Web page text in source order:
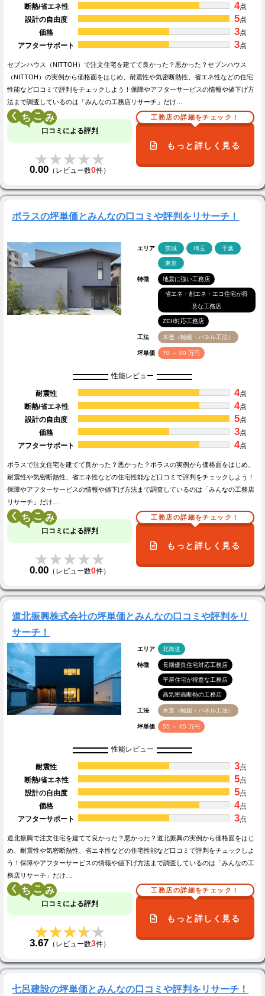
断熱/省エネ性 4点
設計の自由度
5点
価格
3点
アフターサポート
3点
セブンハウス（NITTOH）で注文住宅を建てて良かった？悪かった？セブンハウス
（NITTOH）の実例から価格面をはじめ、耐震性や気密断熱性、省エネ性などの住宅
性能など口コミで評判をチェックしよう！保障やアフターサービスの情報や値下げ方
法まで調査しているのは「みんなの工務店リサーチ」だけ…
く こ
口コミによる評判
★★★★★
★★★★★
0.00 （レビュー数0件）
工務店の詳細をチェック！
もっと詳しく見る
ポラスの坪単価とみんなの口コミや評判をリサーチ！
エリア 茨城 埼玉 千葉
東京
特徴 地震に強い工務店
省エネ・創エネ・エコ住宅が得
意な工務店
ZEH対応工務店
工法 木造（軸組・パネル工法）
坪単価 70 ～ 80 万円
性能レビュー
耐震性 4点
断熱/省エネ性
4点
設計の自由度
5点
価格
3点
アフターサポート
4点
ポラスで注文住宅を建てて良かった？悪かった？ポラスの実例から価格面をはじめ、
耐震性や気密断熱性、省エネ性などの住宅性能など口コミで評判をチェックしよう！
保障やアフターサービスの情報や値下げ方法まで調査しているのは「みんなの工務店
リサーチ」だけ…
く こ
口コミによる評判
★★★★★
★★★★★
0.00 （レビュー数0件）
工務店の詳細をチェック！
もっと詳しく見る
道北振興株式会社の坪単価とみんなの口コミや評判をリ
サーチ！
エリア 北海道
特徴 長期優良住宅対応工務店
平屋住宅が得意な工務店
高気密高断熱の工務店
工法 木造（軸組・パネル工法）
坪単価 55 ～ 65 万円
性能レビュー
耐震性 3点
断熱/省エネ性
5点
設計の自由度
5点
価格
4点
アフターサポート
3点
道北振興で注文住宅を建てて良かった？悪かった？道北振興の実例から価格面をはじ
め、耐震性や気密断熱性、省エネ性などの住宅性能など口コミで評判をチェックしよ
う！保障やアフターサービスの情報や値下げ方法まで調査しているのは「みんなの工
務店リサーチ」だけ…
く こ
口コミによる評判
★★★★★
★★★★★
3.67 （レビュー数3件）
工務店の詳細をチェック！
もっと詳しく見る
七呂建設の坪単価とみんなの口コミや評判をリサーチ！